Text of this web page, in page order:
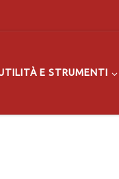
E STRUMENTI